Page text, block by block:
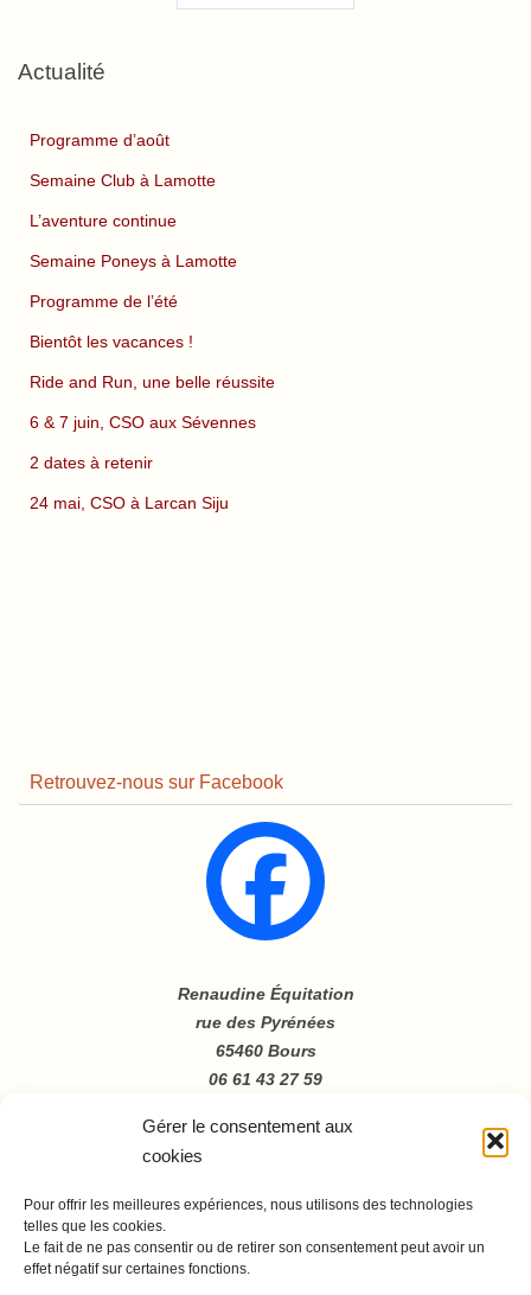
Gérer le consentement aux
cookies
Pour offrir les meilleures expériences, nous utilisons des technologies
telles que les cookies.
Le fait de ne pas consentir ou de retirer son consentement peut avoir un
effet négatif sur certaines fonctions.
Actualité
Programme d’août
Semaine Club à Lamotte
L’aventure continue
Semaine Poneys à Lamotte
Programme de l’été
Bientôt les vacances !
Ride and Run, une belle réussite
6 & 7 juin, CSO aux Sévennes
2 dates à retenir
24 mai, CSO à Larcan Siju
Retrouvez-nous sur Facebook
Renaudine Équitation
rue des Pyrénées
65460 Bours
06 61 43 27 59